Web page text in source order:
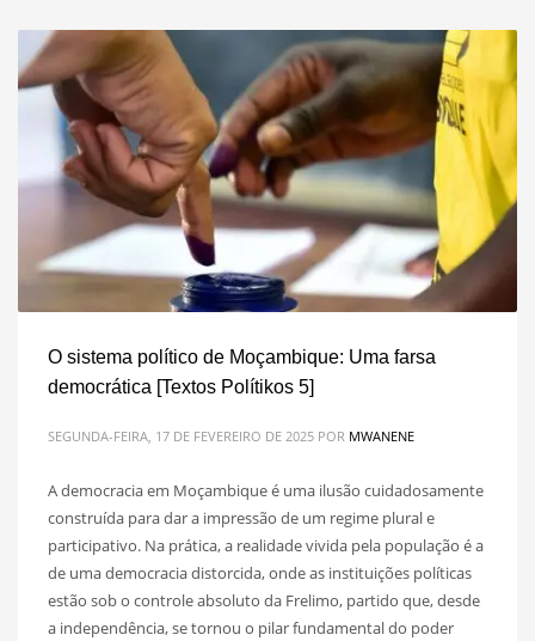
O sistema político de Moçambique: Uma farsa
democrática [Textos Polítikos 5]
SEGUNDA-FEIRA, 17 DE FEVEREIRO DE 2025 POR MWANENE
A democracia em Moçambique é uma ilusão cuidadosamente
construída para dar a impressão de um regime plural e
participativo. Na prática, a realidade vivida pela população é a
de uma democracia distorcida, onde as instituições políticas
estão sob o controle absoluto da Frelimo, partido que, desde
a independência, se tornou o pilar fundamental do poder